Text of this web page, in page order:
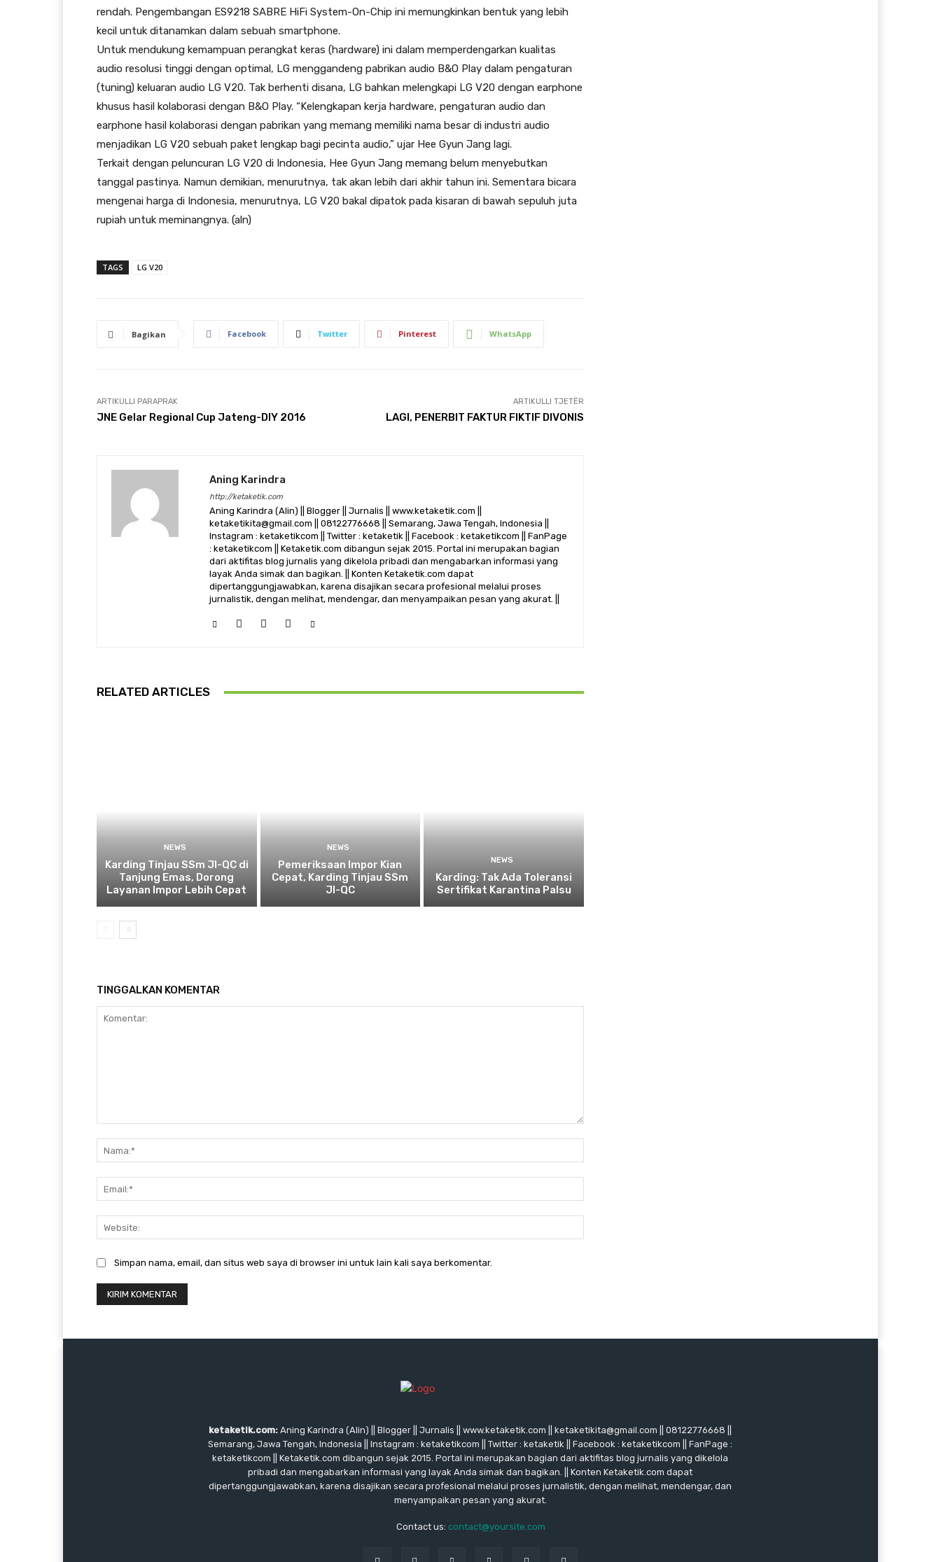
rendah. Pengembangan ES9218 SABRE HiFi System-On-Chip ini memungkinkan bentuk yang lebih
kecil untuk ditanamkan dalam sebuah smartphone.
Untuk mendukung kemampuan perangkat keras (hardware) ini dalam memperdengarkan kualitas
audio resolusi tinggi dengan optimal, LG menggandeng pabrikan audio B&O Play dalam pengaturan
(tuning) keluaran audio LG V20. Tak berhenti disana, LG bahkan melengkapi LG V20 dengan earphone
khusus hasil kolaborasi dengan B&O Play. “Kelengkapan kerja hardware, pengaturan audio dan
earphone hasil kolaborasi dengan pabrikan yang memang memiliki nama besar di industri audio
menjadikan LG V20 sebuah paket lengkap bagi pecinta audio,” ujar Hee Gyun Jang lagi.
Terkait dengan peluncuran LG V20 di Indonesia, Hee Gyun Jang memang belum menyebutkan
tanggal pastinya. Namun demikian, menurutnya, tak akan lebih dari akhir tahun ini. Sementara bicara
mengenai harga di Indonesia, menurutnya, LG V20 bakal dipatok pada kisaran di bawah sepuluh juta
rupiah untuk meminangnya. (aln)
TAGS LG V20
Bagikan Facebook Twitter Pinterest WhatsApp
ARTIKULLI PARAPRAK
JNE Gelar Regional Cup Jateng-DIY 2016
ARTIKULLI TJETËR
​LAGI, PENERBIT FAKTUR FIKTIF DIVONIS
Aning Karindra
http://ketaketik.com
Aning Karindra (Alin) || Blogger || Jurnalis || www.ketaketik.com ||
ketaketikita@gmail.com || 08122776668 || Semarang, Jawa Tengah, Indonesia ||
Instagram : ketaketikcom || Twitter : ketaketik || Facebook : ketaketikcom || FanPage
: ketaketikcom || Ketaketik.com dibangun sejak 2015. Portal ini merupakan bagian
dari aktifitas blog jurnalis yang dikelola pribadi dan mengabarkan informasi yang
layak Anda simak dan bagikan. || Konten Ketaketik.com dapat
dipertanggungjawabkan, karena disajikan secara profesional melalui proses
jurnalistik, dengan melihat, mendengar, dan menyampaikan pesan yang akurat. ||
RELATED ARTICLES
NEWS
Karding Tinjau SSm JI-QC di
Tanjung Emas, Dorong
Layanan Impor Lebih Cepat
NEWS
Pemeriksaan Impor Kian
Cepat, Karding Tinjau SSm
JI-QC
NEWS
Karding: Tak Ada Toleransi
Sertifikat Karantina Palsu
TINGGALKAN KOMENTAR
Simpan nama, email, dan situs web saya di browser ini untuk lain kali saya berkomentar.
ketaketik.com: Aning Karindra (Alin) || Blogger || Jurnalis || www.ketaketik.com || ketaketikita@gmail.com || 08122776668 ||
Semarang, Jawa Tengah, Indonesia || Instagram : ketaketikcom || Twitter : ketaketik || Facebook : ketaketikcom || FanPage :
ketaketikcom || Ketaketik.com dibangun sejak 2015. Portal ini merupakan bagian dari aktifitas blog jurnalis yang dikelola
pribadi dan mengabarkan informasi yang layak Anda simak dan bagikan. || Konten Ketaketik.com dapat
dipertanggungjawabkan, karena disajikan secara profesional melalui proses jurnalistik, dengan melihat, mendengar, dan
menyampaikan pesan yang akurat.
Contact us: contact@yoursite.com